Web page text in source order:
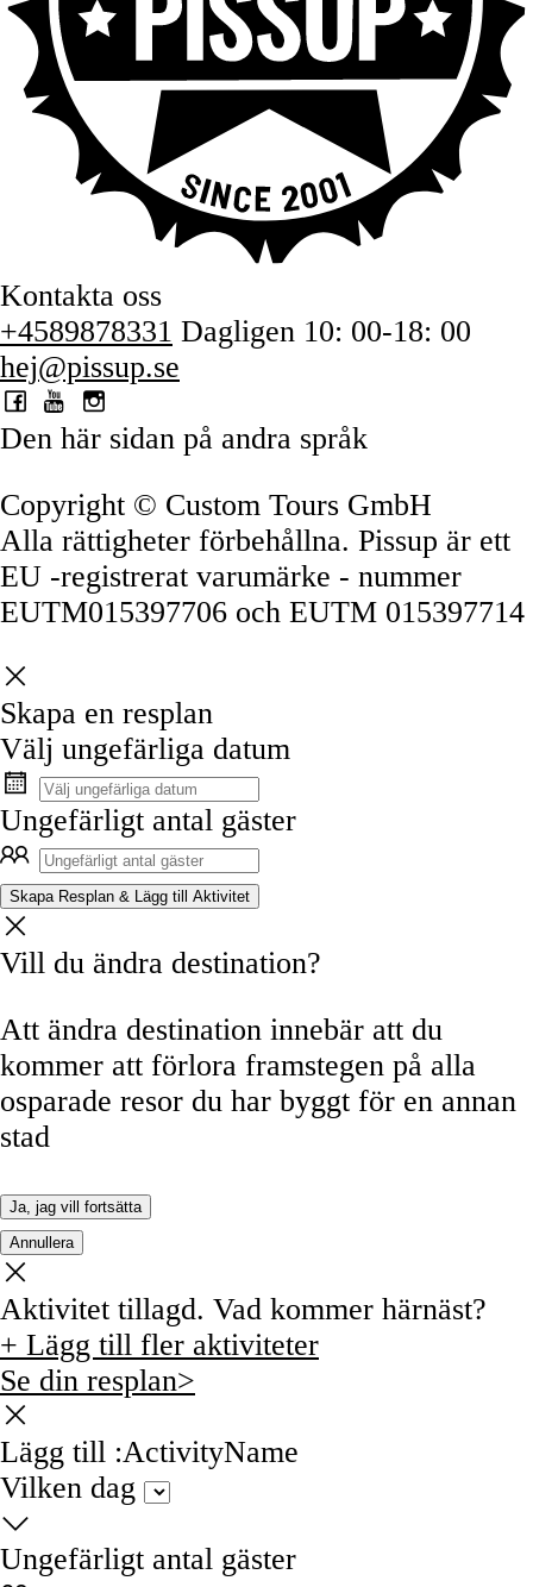
Kontakta oss
+4589878331 Dagligen 10: 00-18: 00
hej@pissup.se
Den här sidan på andra språk
Copyright © Custom Tours GmbH
Alla rättigheter förbehållna. Pissup är ett
EU -registrerat varumärke - nummer
EUTM015397706 och EUTM 015397714
Skapa en resplan
Välj ungefärliga datum
Ungefärligt antal gäster
Skapa Resplan & Lägg till Aktivitet
Vill du ändra destination?
Att ändra destination innebär att du
kommer att förlora framstegen på alla
osparade resor du har byggt för en annan
stad
Ja, jag vill fortsätta
Annullera
Aktivitet tillagd. Vad kommer härnäst?
+ Lägg till fler aktiviteter
Se din resplan>
Lägg till :ActivityName
Vilken dag
Ungefärligt antal gäster